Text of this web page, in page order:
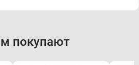
покупают